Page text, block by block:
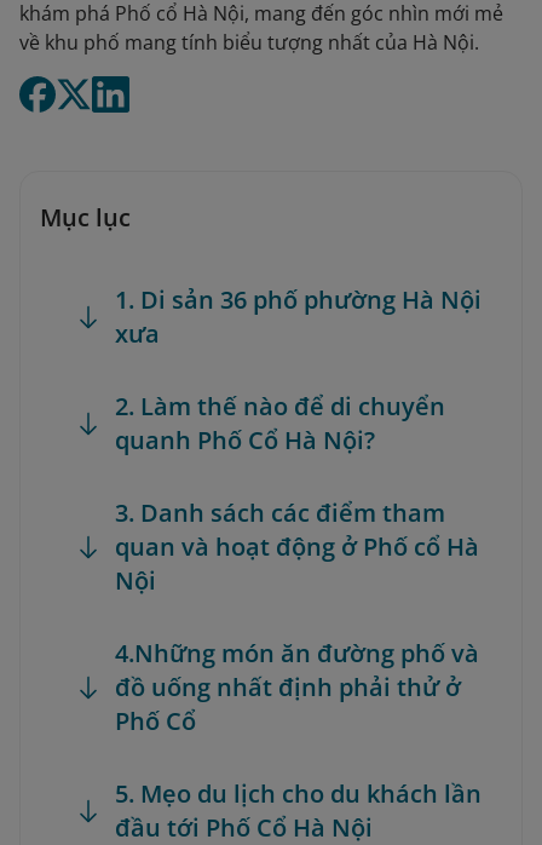
khám phá Phố cổ Hà Nội, mang đến góc nhìn mới mẻ
về khu phố mang tính biểu tượng nhất của Hà Nội.
Mục lục
1. Di sản 36 phố phường Hà Nội
xưa
2. Làm thế nào để di chuyển
quanh Phố Cổ Hà Nội?
3. Danh sách các điểm tham
quan và hoạt động ở Phố cổ Hà
Nội
4.Những món ăn đường phố và
đồ uống nhất định phải thử ở
Phố Cổ
5. Mẹo du lịch cho du khách lần
đầu tới Phố Cổ Hà Nội